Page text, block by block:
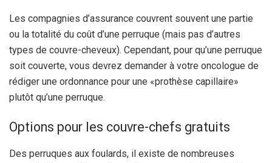
Les compagnies d’assurance couvrent souvent une partie
ou la totalité du coût d’une perruque (mais pas d’autres
types de couvre-cheveux). Cependant, pour qu’une perruque
soit couverte, vous devrez demander à votre oncologue de
rédiger une ordonnance pour une «prothèse capillaire»
plutôt qu’une perruque.
Options pour les couvre-chefs gratuits
Des perruques aux foulards, il existe de nombreuses